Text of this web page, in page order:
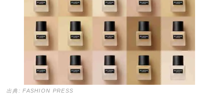
出典: FASHION PRESS